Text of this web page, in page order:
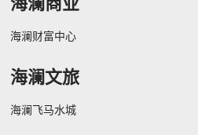
海澜财富中心
海澜文旅
海澜飞马水城